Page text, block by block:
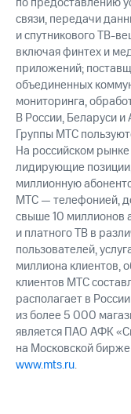
связи, передачи
и спутникового ТВ-
включая финтех и
приложений;
объединенных
мониторинга,
В России, Беларуси
Группы МТС
На российском
лидирующие
миллионную
МТС — телефонией,
свыше 10 миллионов
и платного ТВ в
пользователей,
миллиона клиентов,
клиентов МТС
располагает в
из более 5 000
является ПАО АФК
на Московской
www.mts.ru.